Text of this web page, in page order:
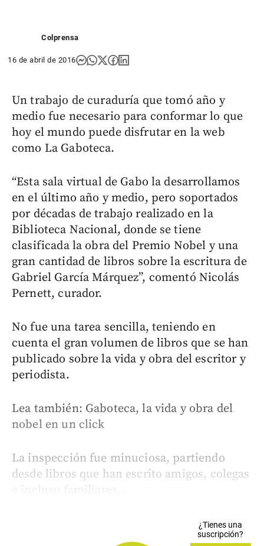
Colprensa
16 de abril de 2016
Un trabajo de curaduría que tomó año y
medio fue necesario para conformar lo que
hoy el mundo puede disfrutar en la web
como La Gaboteca.
“Esta sala virtual de Gabo la desarrollamos
en el último año y medio, pero soportados
por décadas de trabajo realizado en la
Biblioteca Nacional, donde se tiene
clasificada la obra del Premio Nobel y una
gran cantidad de libros sobre la escritura de
Gabriel García Márquez”, comentó Nicolás
Pernett, curador.
No fue una tarea sencilla, teniendo en
cuenta el gran volumen de libros que se han
publicado sobre la vida y obra del escritor y
periodista.
Lea también: Gaboteca, la vida y obra del
nobel en un click
La inspección fue minuciosa, partiendo
desde libros que han escrito amigos, colegas
e incluso familiares...
¿Tienes una
suscripción?